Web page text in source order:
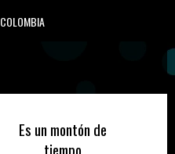
COLOMBIA
Es un montón de
tiempo